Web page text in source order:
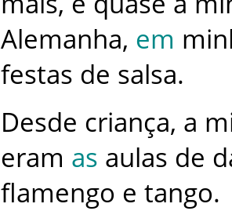
Alemanha, em
festas de salsa.
Desde criança, a
eram as aulas de
flamengo e tango.